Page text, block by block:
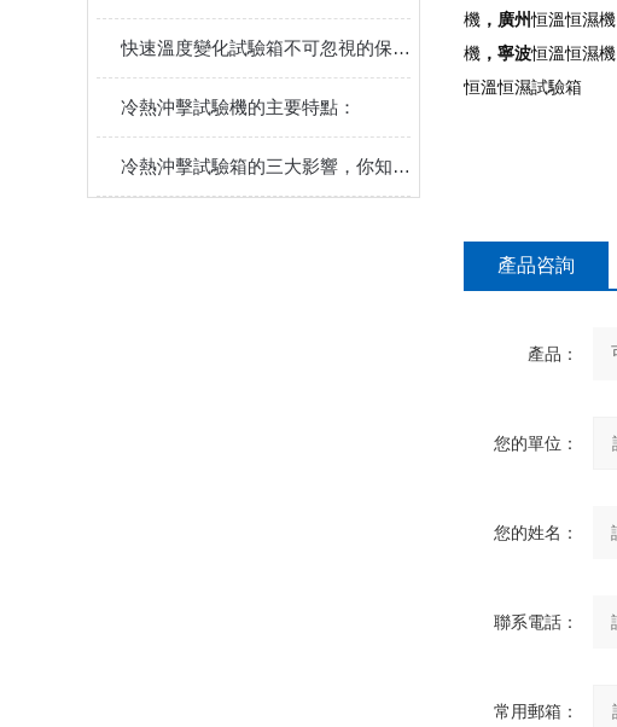
快速溫度變化試驗箱不可忽視的保養方法
冷熱沖擊試驗機的主要特點：
冷熱沖擊試驗箱的三大影響，你知道幾個？
機 ，廣州恒溫恒濕機
機 ，寧波恒溫恒濕機
恒溫恒濕試驗箱
產品咨詢
產品：
您的單位：
您的姓名：
聯系電話：
常用郵箱：